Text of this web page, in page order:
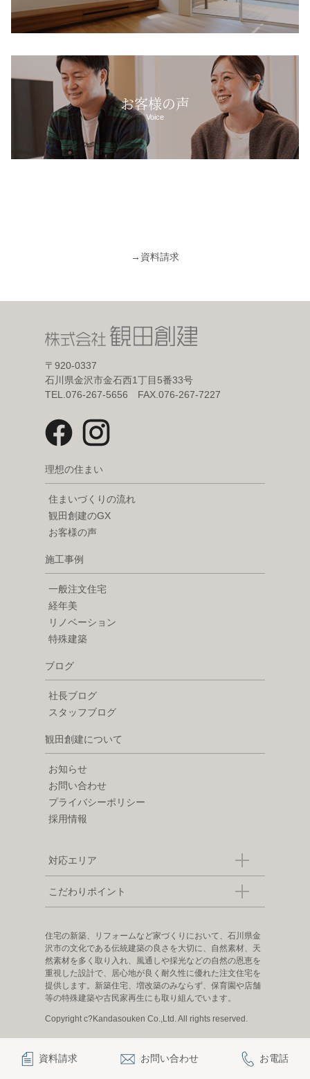
お客様の声
Voice
→ 資料請求
〒920-0337
石川県金沢市金石西1丁目5番33号
TEL.076-267-5656 FAX.076-267-7227
理想の住まい
住まいづくりの流れ
観田創建のGX
お客様の声
施工事例
一般注文住宅
経年美
リノベーション
特殊建築
ブログ
社長ブログ
スタッフブログ
観田創建について
お知らせ
お問い合わせ
プライバシーポリシー
採用情報
対応エリア
こだわりポイント
住宅の新築、リフォームなど家づくりにおいて、石川県金
沢市の文化である伝統建築の良さを大切に、自然素材、天
然素材を多く取り入れ、風通しや採光などの自然の恩恵を
重視した設計で、居心地が良く耐久性に優れた注文住宅を
提供します。新築住宅、増改築のみならず、保育園や店舗
等の特殊建築や古民家再生にも取り組んでいます。
Copyright c?Kandasouken Co.,Ltd. All rights reserved.
資料請求 お問い合わせ お電話